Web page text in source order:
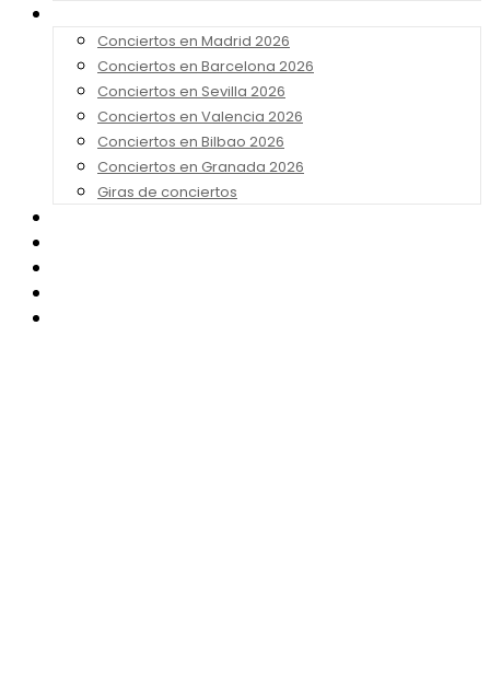
Conciertos en Madrid 2026
Conciertos en Barcelona 2026
Conciertos en Sevilla 2026
Conciertos en Valencia 2026
Conciertos en Bilbao 2026
Conciertos en Granada 2026
Giras de conciertos